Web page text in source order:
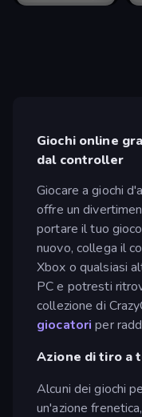
Giochi online
dal controller
Giocare a giochi
offre un
portare il tuo
nuovo, collega il
Xbox o qualsiasi
PC e potresti
collezione di
giocatori per
Azione di tiro a
Alcuni dei giochi
un'azione